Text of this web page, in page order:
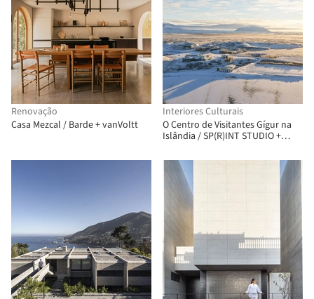
Renovação
Casa Mezcal / Barde + vanVoltt
Interiores Culturais
O Centro de Visitantes Gígur na
Islândia / SP(R)INT STUDIO +